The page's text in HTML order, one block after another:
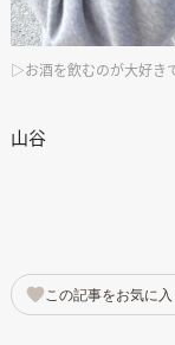
▷お酒を飲むのが大好き
山谷
この記事をお気に入